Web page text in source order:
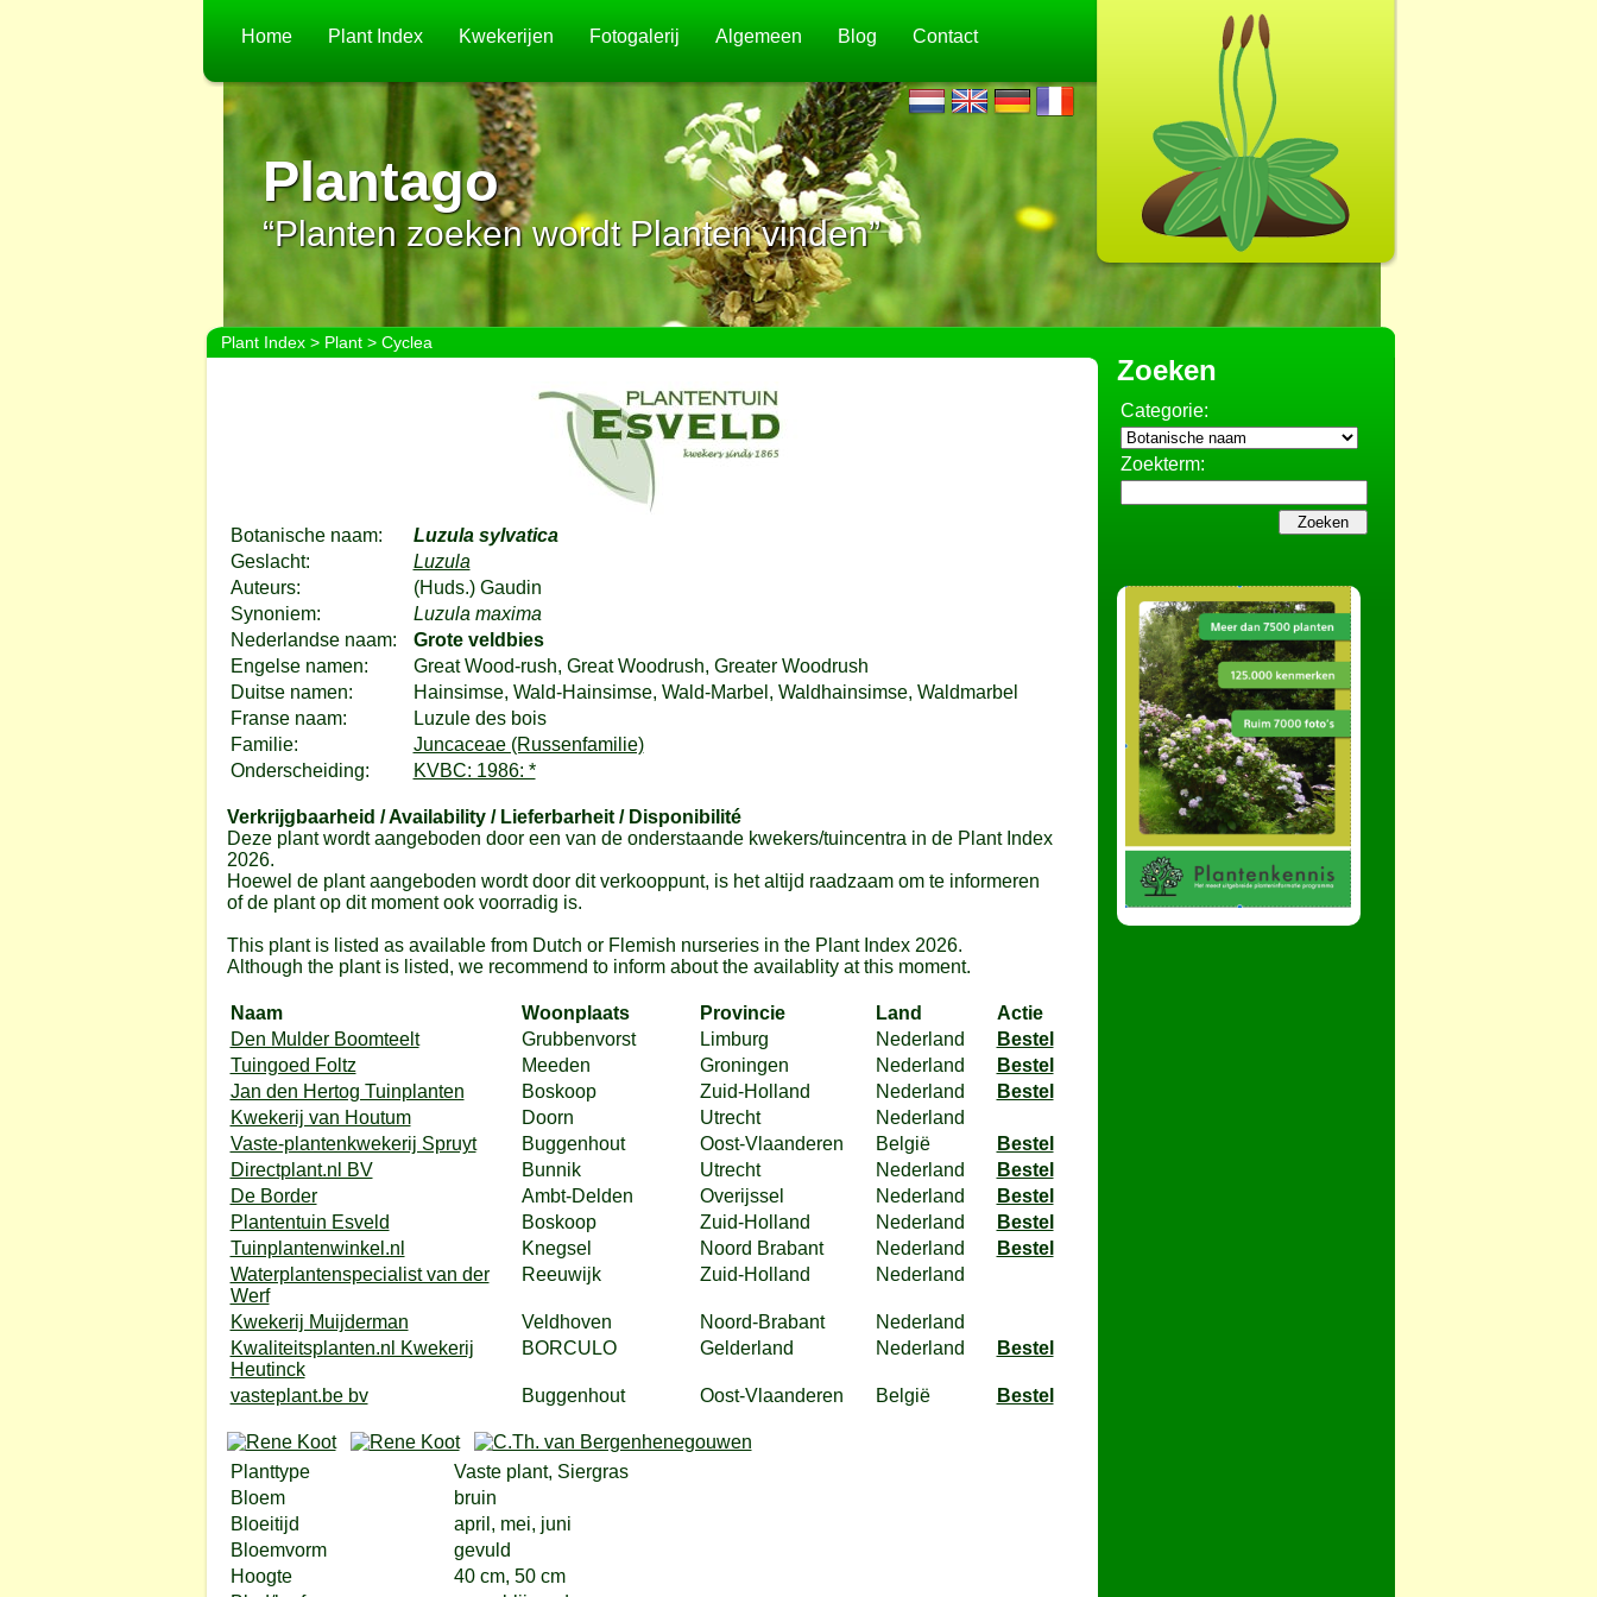
Home Plant Index Kwekerijen Fotogalerij Algemeen Blog Contact
Plantago
“Planten zoeken wordt Planten vinden”
Plant Index> Plant> Cyclea
Botanische naam:
Luzula sylvatica
Geslacht:
Luzula
Auteurs:
(Huds.) Gaudin
Synoniem:
Luzula maxima
Nederlandse naam:
Grote veldbies
Engelse namen:
Great Wood-rush, Great Woodrush, Greater Woodrush
Duitse namen:
Hainsimse, Wald-Hainsimse, Wald-Marbel, Waldhainsimse, Waldmarbel
Franse naam:
Luzule des bois
Familie:
Juncaceae (Russenfamilie)
Onderscheiding:
KVBC: 1986: *
Verkrijgbaarheid / Availability / Lieferbarheit / Disponibilité
Deze plant wordt aangeboden door een van de onderstaande kwekers/tuincentra in de Plant Index
2026.
Hoewel de plant aangeboden wordt door dit verkooppunt, is het altijd raadzaam om te informeren
of de plant op dit moment ook voorradig is.
This plant is listed as available from Dutch or Flemish nurseries in the Plant Index 2026.
Although the plant is listed, we recommend to inform about the availablity at this moment.
Naam Woonplaats Provincie Land
Actie
Den Mulder Boomteelt
Grubbenvorst Limburg Nederland
Bestel
Tuingoed Foltz
Meeden Groningen Nederland
Bestel
Jan den Hertog Tuinplanten
Boskoop Zuid-Holland Nederland
Bestel
Kwekerij van Houtum
Doorn Utrecht
Nederland
Vaste-plantenkwekerij Spruyt
Buggenhout Oost-Vlaanderen België
Bestel
Directplant.nl BV
Bunnik Utrecht Nederland
Bestel
De Border
Ambt-Delden Overijssel Nederland
Bestel
Plantentuin Esveld
Boskoop Zuid-Holland Nederland
Bestel
Tuinplantenwinkel.nl
Knegsel Noord Brabant Nederland
Bestel
Waterplantenspecialist van der
Werf
Reeuwijk Zuid-Holland Nederland
Kwekerij Muijderman Veldhoven Noord-Brabant
Nederland
Kwaliteitsplanten.nl Kwekerij
Heutinck
BORCULO Gelderland Nederland Bestel
vasteplant.be bv Buggenhout Oost-Vlaanderen België Bestel
Planttype
Vaste plant, Siergras
Bloem
bruin
Bloeitijd
april, mei, juni
Bloemvorm
gevuld
Hoogte
40 cm, 50 cm
Zoeken
Categorie:
Zoekterm: